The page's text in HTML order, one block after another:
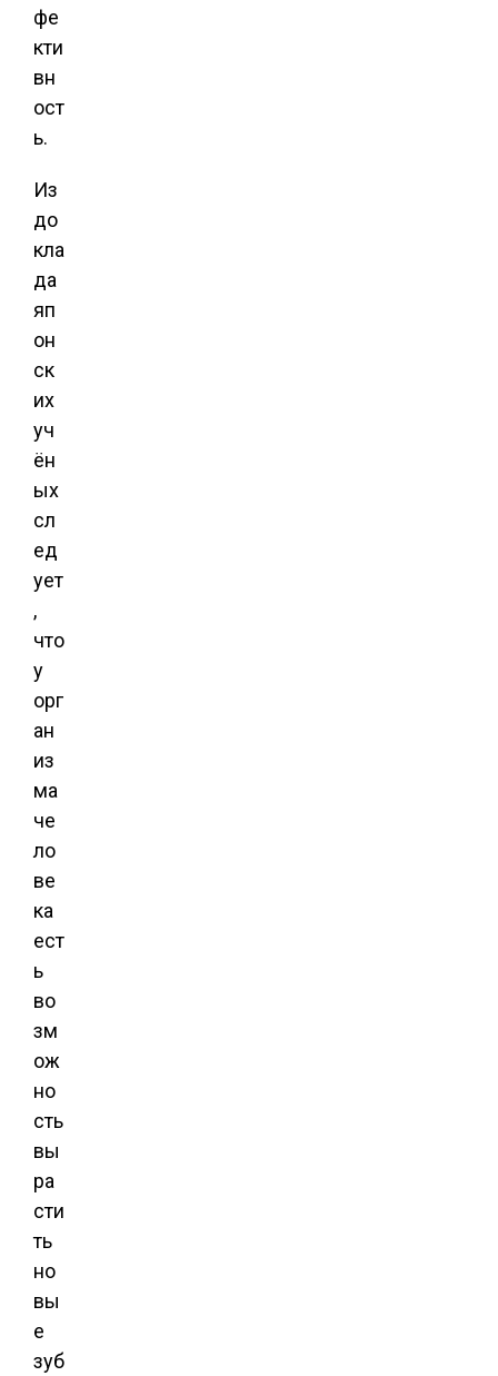
фе
кти
вн
ост
ь.
Из
до
кла
да
яп
он
ск
их
уч
ён
ых
сл
ед
ует
,
что
у
орг
ан
из
ма
че
ло
ве
ка
ест
ь
во
зм
ож
но
сть
вы
ра
сти
ть
но
вы
е
зуб